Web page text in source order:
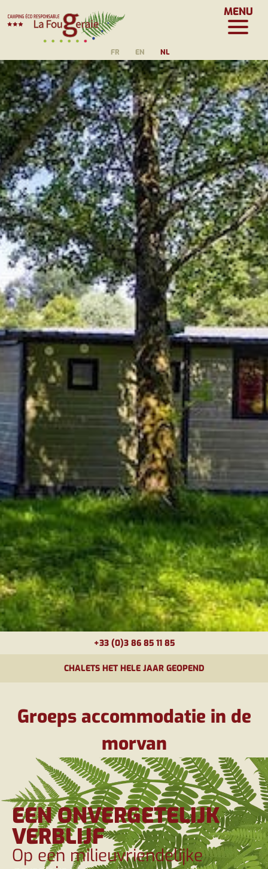
FR EN NL
MENU
+33 (0)3 86 85 11 85
CHALETS HET HELE JAAR GEOPEND
Groeps accommodatie in de
morvan
EEN ONVERGETELIJK
VERBLIJF
Op een milieuvriendelijke